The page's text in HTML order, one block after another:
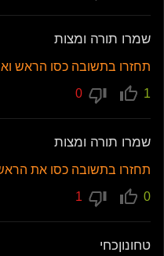
שמרו תורה ומצות
תחזרו בתשובה כסו הראש
1
שמרו תורה ומצות
תחזרו בתשובה כסו את
0
טחונוןכחי